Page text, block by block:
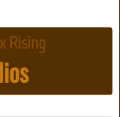
Rising